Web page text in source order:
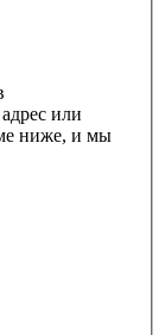
или
ниже, и мы